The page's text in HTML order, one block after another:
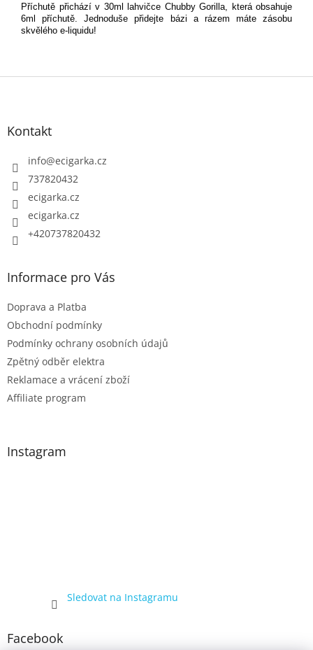
Příchutě přichází v 30ml lahvičce Chubby Gorilla, která obsahuje
6ml příchutě. Jednoduše přidejte bázi a rázem máte zásobu
skvělého e-liquidu!
Kontakt
info@ecigarka.cz
737820432
ecigarka.cz
ecigarka.cz
+420737820432
Informace pro Vás
Doprava a Platba
Obchodní podmínky
Podmínky ochrany osobních údajů
Zpětný odběr elektra
Reklamace a vrácení zboží
Affiliate program
Instagram
Sledovat na Instagramu
Facebook